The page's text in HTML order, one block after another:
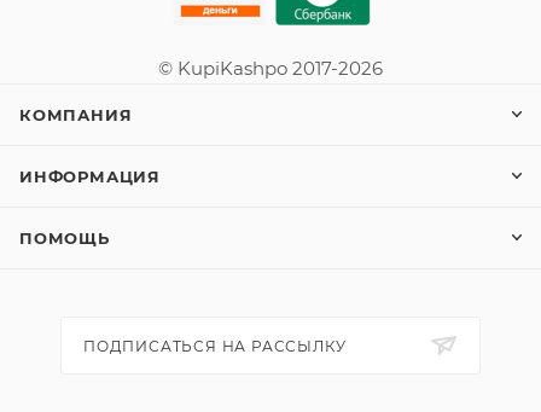
© KupiKashpo 2017-2026
КОМПАНИЯ
ИНФОРМАЦИЯ
ПОМОЩЬ
ПОДПИСАТЬСЯ НА РАССЫЛКУ